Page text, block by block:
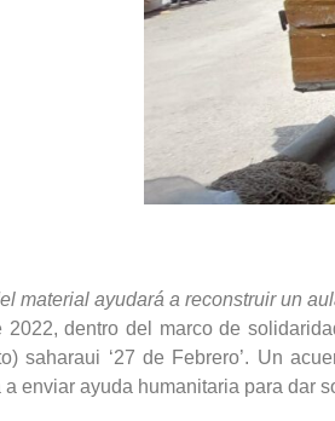
material ayudará a reconstruir un
2022, dentro del marco de
saharaui ‘27 de Febrero’. Un
a enviar ayuda humanitaria para dar